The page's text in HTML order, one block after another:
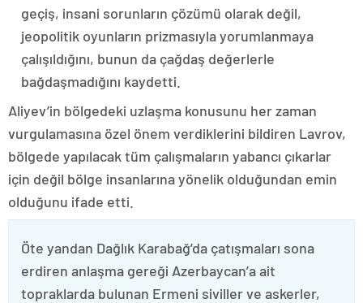
geçiş, insani sorunların çözümü olarak değil,
jeopolitik oyunların prizmasıyla yorumlanmaya
çalışıldığını, bunun da çağdaş değerlerle
bağdaşmadığını kaydetti.
Aliyev’in bölgedeki uzlaşma konusunu her zaman
vurgulamasına özel önem verdiklerini bildiren Lavrov,
bölgede yapılacak tüm çalışmaların yabancı çıkarlar
için değil bölge insanlarına yönelik olduğundan emin
olduğunu ifade etti.
Öte yandan Dağlık Karabağ’da çatışmaları sona
erdiren anlaşma gereği Azerbaycan’a ait
topraklarda bulunan Ermeni siviller ve askerler,